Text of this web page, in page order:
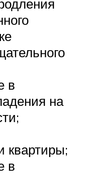
в
на
квартиры;
в